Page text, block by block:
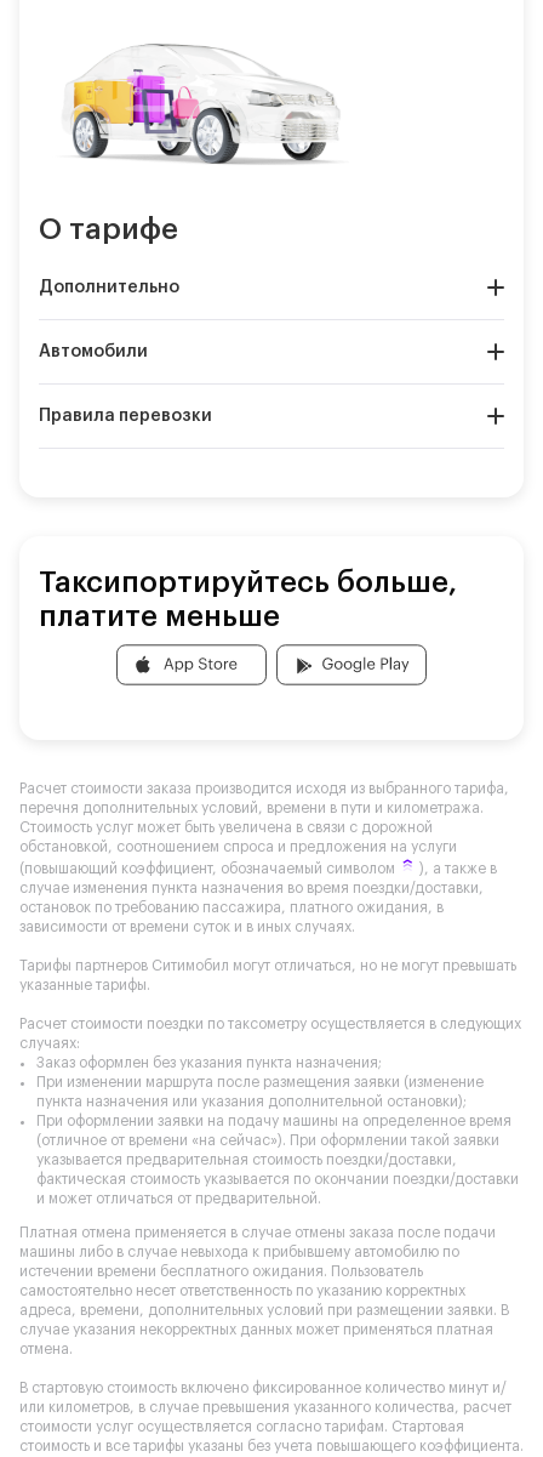
О тарифе
Дополнительно
Автомобили
Правила перевозки
Таксипортируйтесь больше,
платите меньше
Расчет стоимости заказа производится исходя из выбранного тарифа,
перечня дополнительных условий, времени в пути и километража.
Стоимость услуг может быть увеличена в связи с дорожной
обстановкой, соотношением спроса и предложения на услуги
(повышающий коэффициент, обозначаемый символом
), а также в
случае изменения пункта назначения во время поездки/доставки,
остановок по требованию пассажира, платного ожидания, в
зависимости от времени суток и в иных случаях.
Тарифы партнеров Ситимобил могут отличаться, но не могут превышать
указанные тарифы.
Расчет стоимости поездки по таксометру осуществляется в следующих
случаях:
Заказ оформлен без указания пункта назначения;
При изменении маршрута после размещения заявки (изменение
пункта назначения или указания дополнительной остановки);
При оформлении заявки на подачу машины на определенное время
(отличное от времени «на сейчас»). При оформлении такой заявки
указывается предварительная стоимость поездки/доставки,
фактическая стоимость указывается по окончании поездки/доставки
и может отличаться от предварительной.
Платная отмена применяется в случае отмены заказа после подачи
машины либо в случае невыхода к прибывшему автомобилю по
истечении времени бесплатного ожидания. Пользователь
самостоятельно несет ответственность по указанию корректных
адреса, времени, дополнительных условий при размещении заявки. В
случае указания некорректных данных может применяться платная
отмена.
В стартовую стоимость включено фиксированное количество минут и/
или километров, в случае превышения указанного количества, расчет
стоимости услуг осуществляется согласно тарифам. Стартовая
стоимость и все тарифы указаны без учета повышающего коэффициента.